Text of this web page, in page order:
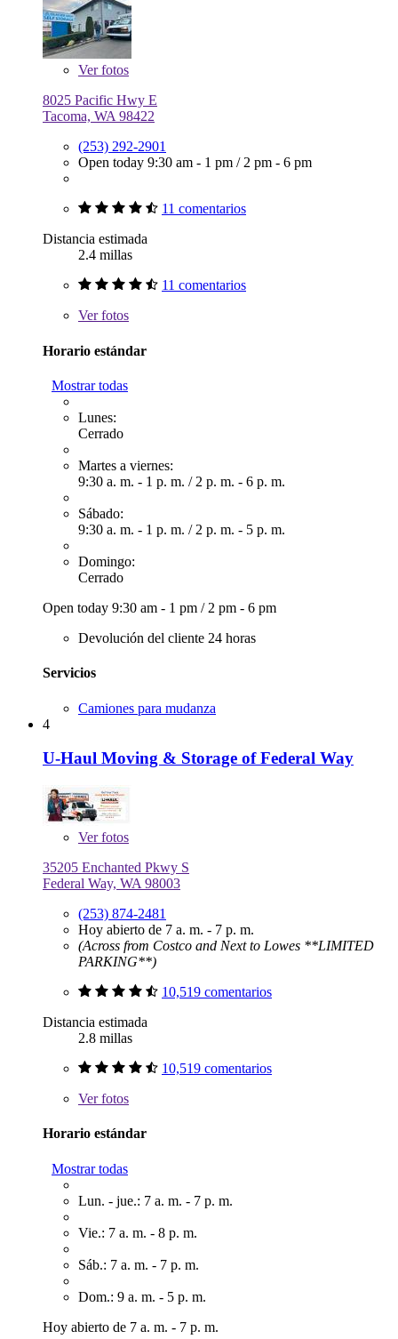
Verfotos
8025 Pacific Hwy E
Tacoma, WA 98422
(253) 292-2901
Open today 9:30 am - 1 pm /2 pm - 6 pm
11 comentarios
Distancia estimada
2.4 millas
11 comentarios
Verfotos
Horario estándar
Mostrar todas
Lunes:
Cerrado
Martes a viernes:
9:30 a. m. - 1 p. m. / 2 p. m. - 6 p. m.
Sábado:
9:30 a. m. - 1 p. m. / 2 p. m. - 5 p. m.
Domingo:
Cerrado
Open today 9:30 am - 1 pm / 2 pm - 6 pm
Devolución del cliente 24 horas
Servicios
Camiones para mudanza
4
U-Haul Moving & Storage of Federal Way
Verfotos
35205 Enchanted Pkwy S
Federal Way, WA 98003
(253) 874-2481
Hoy abierto de 7 a. m. - 7 p. m.
(Across from Costco and Next to Lowes **LIMITED
PARKING**)
10,519 comentarios
Distancia estimada
2.8 millas
10,519 comentarios
Verfotos
Horario estándar
Mostrar todas
Lun. - jue.: 7 a. m. - 7 p. m.
Vie.: 7 a. m. - 8 p. m.
Sáb.: 7 a. m. - 7 p. m.
Dom.: 9 a. m. - 5 p. m.
Hoy abierto de 7 a. m. - 7 p. m.